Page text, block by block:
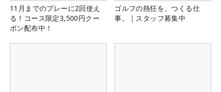
11月までのプレーに2回使え
る！コース限定3,500円クー
ポン配布中！
ゴルフの熱狂を、つくる仕
事。｜スタッフ募集中